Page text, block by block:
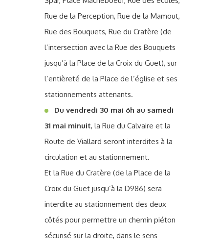
Rue de la Perception, Rue de la Mamout,
Rue des Bouquets, Rue du Cratère (de
l’intersection avec la Rue des Bouquets
jusqu’à la Place de la Croix du Guet), sur
l’entièreté de la Place de l’église et ses
stationnements attenants.
Du vendredi 30 mai 6h au samedi
31 mai minuit, la Rue du Calvaire et la
Route de Viallard seront interdites à la
circulation et au stationnement.
Et la Rue du Cratère (de la Place de la
Croix du Guet jusqu’à la D986) sera
interdite au stationnement des deux
côtés pour permettre un chemin piéton
sécurisé sur la droite, dans le sens